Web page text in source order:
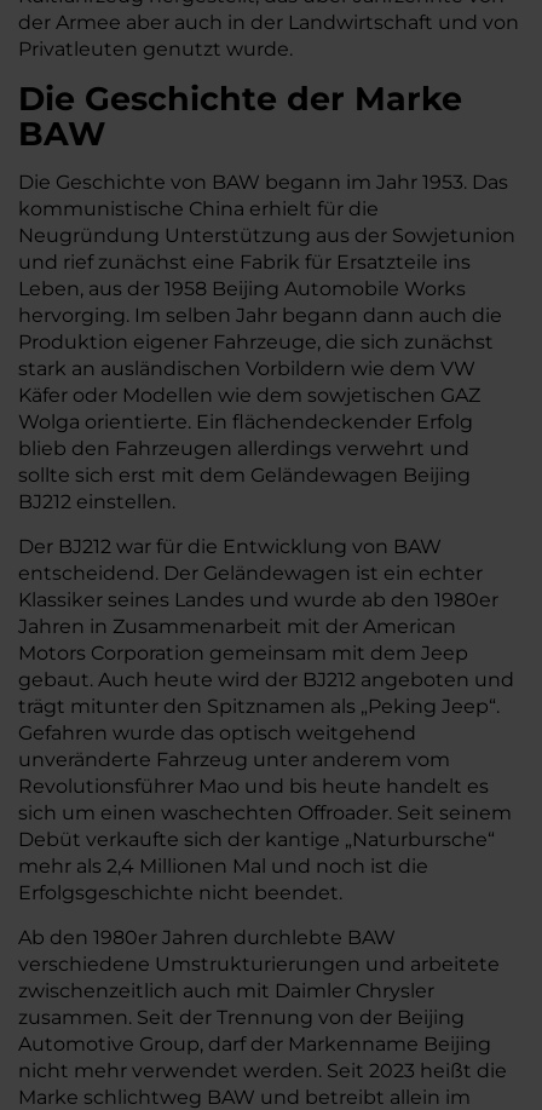
der Armee aber auch in der Landwirtschaft und von
Privatleuten genutzt wurde.
Die Geschichte der Marke
BAW
Die Geschichte von BAW begann im Jahr 1953. Das
kommunistische China erhielt für die
Neugründung Unterstützung aus der Sowjetunion
und rief zunächst eine Fabrik für Ersatzteile ins
Leben, aus der 1958 Beijing Automobile Works
hervorging. Im selben Jahr begann dann auch die
Produktion eigener Fahrzeuge, die sich zunächst
stark an ausländischen Vorbildern wie dem VW
Käfer oder Modellen wie dem sowjetischen GAZ
Wolga orientierte. Ein flächendeckender Erfolg
blieb den Fahrzeugen allerdings verwehrt und
sollte sich erst mit dem Geländewagen Beijing
BJ212 einstellen.
Der BJ212 war für die Entwicklung von BAW
entscheidend. Der Geländewagen ist ein echter
Klassiker seines Landes und wurde ab den 1980er
Jahren in Zusammenarbeit mit der American
Motors Corporation gemeinsam mit dem Jeep
gebaut. Auch heute wird der BJ212 angeboten und
trägt mitunter den Spitznamen als „Peking Jeep“.
Gefahren wurde das optisch weitgehend
unveränderte Fahrzeug unter anderem vom
Revolutionsführer Mao und bis heute handelt es
sich um einen waschechten Offroader. Seit seinem
Debüt verkaufte sich der kantige „Naturbursche“
mehr als 2,4 Millionen Mal und noch ist die
Erfolgsgeschichte nicht beendet.
Ab den 1980er Jahren durchlebte BAW
verschiedene Umstrukturierungen und arbeitete
zwischenzeitlich auch mit Daimler Chrysler
zusammen. Seit der Trennung von der Beijing
Automotive Group, darf der Markenname Beijing
nicht mehr verwendet werden. Seit 2023 heißt die
Marke schlichtweg BAW und betreibt allein im